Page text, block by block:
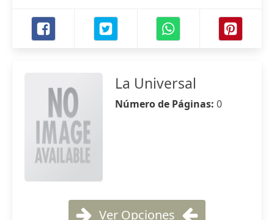
La Universal
Número de Páginas: 0
Ver Opciones